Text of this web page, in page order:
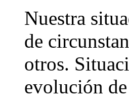
Nuestra
de
otros.
evolución